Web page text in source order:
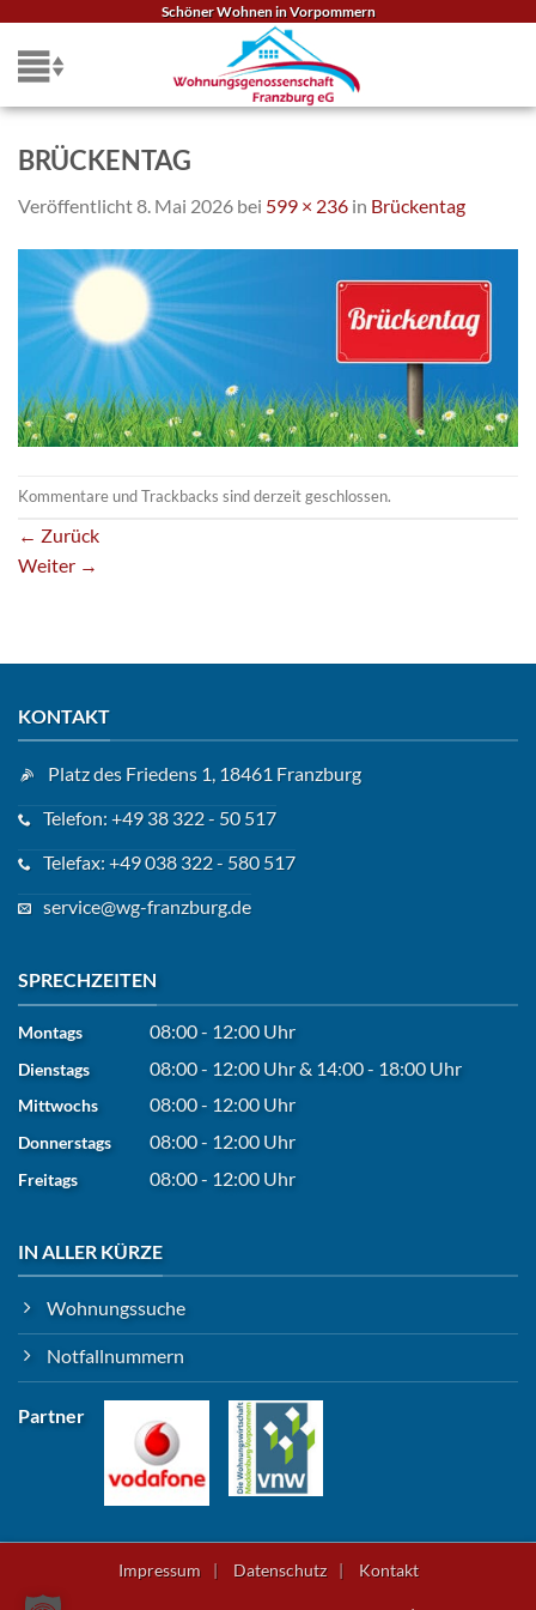
springen
Schöner Wohnen in Vorpommern
BRÜCKENTAG
Veröffentlicht8. Mai 2026 bei 599 × 236 in Brückentag
Kommentare und Trackbacks sind derzeit geschlossen.
← Zurück
Weiter →
KONTAKT
Platz des Friedens 1, 18461 Franzburg
Telefon: +49 38 322 - 50 517
Telefax: +49 038 322 - 580 517
service@wg-franzburg.de
SPRECHZEITEN
Montags 08:00 - 12:00 Uhr
Dienstags 08:00 - 12:00 Uhr& 14:00 - 18:00 Uhr
Mittwochs 08:00 - 12:00 Uhr
Donnerstags 08:00 - 12:00 Uhr
Freitags 08:00 - 12:00 Uhr
IN ALLER KÜRZE
Wohnungssuche
Notfallnummern
Partner
Impressum Datenschutz Kontakt